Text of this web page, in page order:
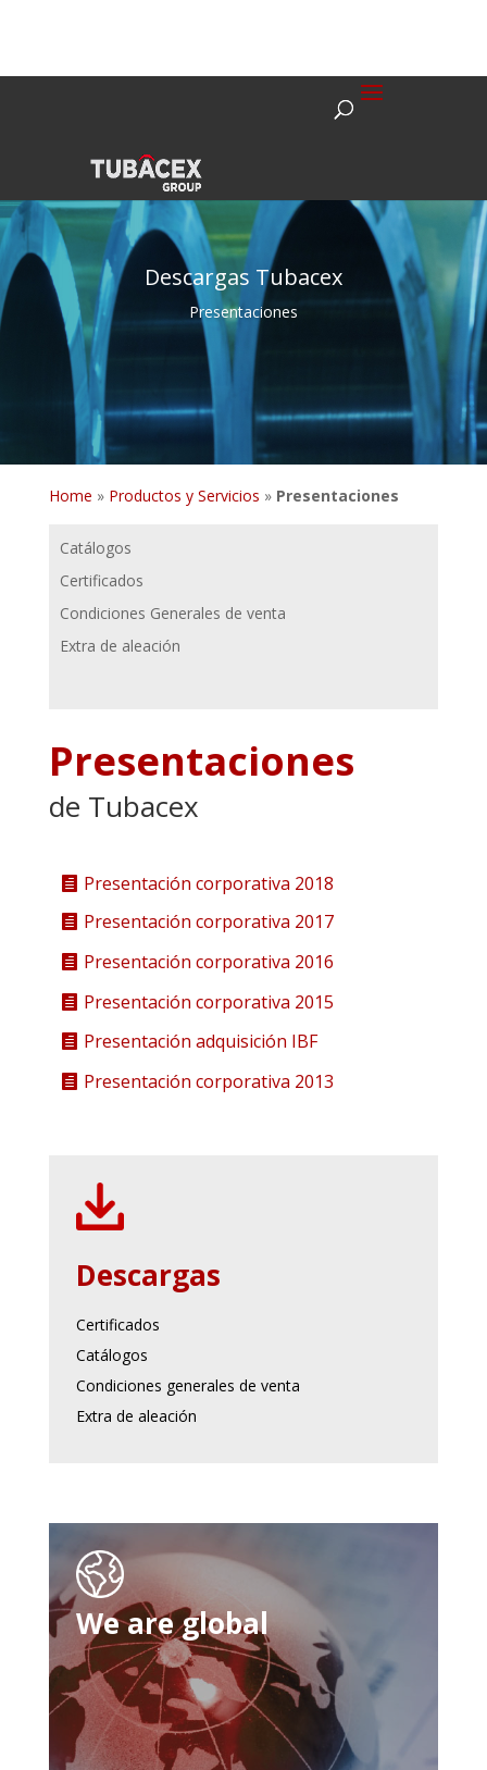
Descargas Tubacex
Presentaciones
Home » Productos y Servicios » Presentaciones
Catálogos
Certificados
Condiciones Generales de venta
Extra de aleación
Presentaciones
de Tubacex
Presentación corporativa 2018
Presentación corporativa 2017
Presentación corporativa 2016
Presentación corporativa 2015
Presentación adquisición IBF
Presentación corporativa 2013
Descargas
Certificados
Catálogos
Condiciones generales de venta
Extra de aleación
We are global